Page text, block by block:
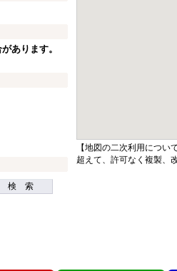
あります。
検 索
【地図の二次利用につ
超えて、許可なく複製、